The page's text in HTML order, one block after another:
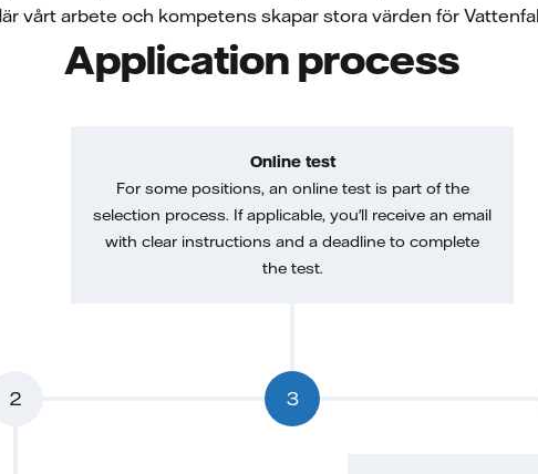
vårt arbete och kompetens skapar stora värden för
Application process
2 3
Online test
For some positions, an online test is part of the
selection process. If applicable, you'll receive an email
with clear instructions and a deadline to complete
the test.